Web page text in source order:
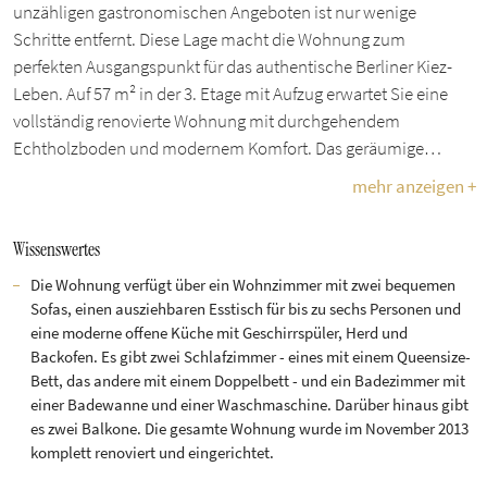
unzähligen gastronomischen Angeboten ist nur wenige
Schritte entfernt. Diese Lage macht die Wohnung zum
perfekten Ausgangspunkt für das authentische Berliner Kiez-
Leben. Auf 57 m² in der 3. Etage mit Aufzug erwartet Sie eine
vollständig renovierte Wohnung mit durchgehendem
Echtholzboden und modernem Komfort. Das geräumige…
mehr anzeigen +
Wissenswertes
Die Wohnung verfügt über ein Wohnzimmer mit zwei bequemen
Sofas, einen ausziehbaren Esstisch für bis zu sechs Personen und
eine moderne offene Küche mit Geschirrspüler, Herd und
Backofen. Es gibt zwei Schlafzimmer - eines mit einem Queensize-
Bett, das andere mit einem Doppelbett - und ein Badezimmer mit
einer Badewanne und einer Waschmaschine. Darüber hinaus gibt
es zwei Balkone. Die gesamte Wohnung wurde im November 2013
komplett renoviert und eingerichtet.